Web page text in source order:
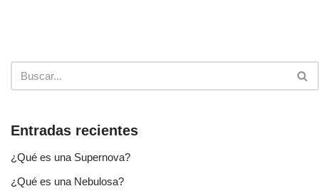
Entradas recientes
¿Qué es una Supernova?
¿Qué es una Nebulosa?